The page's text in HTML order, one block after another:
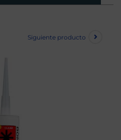
Siguiente producto